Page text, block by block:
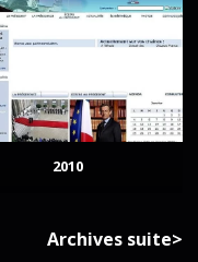
2010
Archives suite>